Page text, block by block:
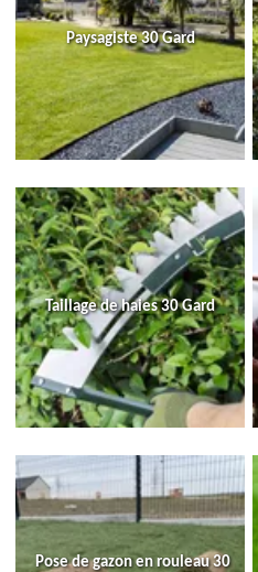
Paysagiste 30 Gard
Taillage de haies 30 Gard
Pose de gazon en rouleau 30